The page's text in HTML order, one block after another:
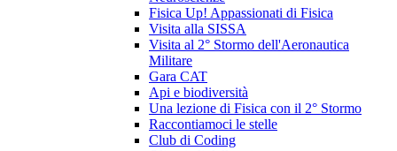
Fisica Up! Appassionati di Fisica
Visita alla SISSA
Visita al 2° Stormo dell'Aeronautica
Militare
Gara CAT
Api e biodiversità
Una lezione di Fisica con il 2° Stormo
Raccontiamoci le stelle
Club di Coding